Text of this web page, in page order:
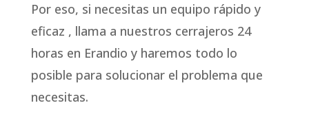
Por eso, si necesitas un equipo rápido y
eficaz , llama a nuestros cerrajeros 24
horas en Erandio y haremos todo lo
posible para solucionar el problema que
necesitas.